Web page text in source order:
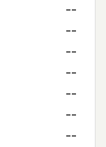
--
--
--
--
--
--
--